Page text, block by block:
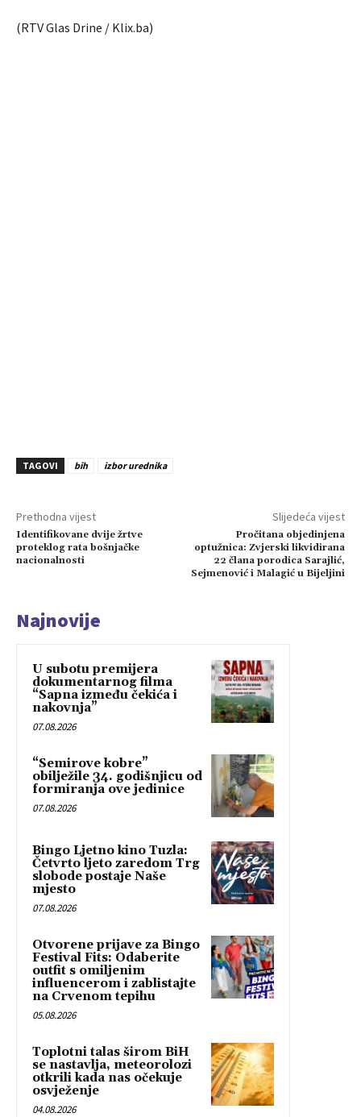
(RTV Glas Drine / Klix.ba)
TAGOVI bih izbor urednika
Prethodna vijest
Identifikovane dvije žrtve
proteklog rata bošnjačke
nacionalnosti
Slijedeća vijest
Pročitana objedinjena
optužnica: Zvjerski likvidirana
22 člana porodica Sarajlić,
Sejmenović i Malagić u Bijeljini
Najnovije
U subotu premijera
dokumentarnog filma
“Sapna između čekića i
nakovnja”
07.08.2026
“Semirove kobre”
obilježile 34. godišnjicu od
formiranja ove jedinice
07.08.2026
Bingo Ljetno kino Tuzla:
Četvrto ljeto zaredom Trg
slobode postaje Naše
mjesto
07.08.2026
Otvorene prijave za Bingo
Festival Fits: Odaberite
outfit s omiljenim
influencerom i zablistajte
na Crvenom tepihu
05.08.2026
Toplotni talas širom BiH
se nastavlja, meteorolozi
otkrili kada nas očekuje
osvježenje
04.08.2026